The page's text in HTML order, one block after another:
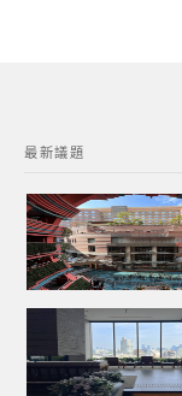
最新議題